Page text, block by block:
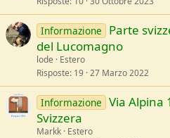
Informazione
Parte
del Lucomagno
lode
Estero
Risposte 19 27 Marzo 2022
Informazione Via Alpina
Svizzera
Markk Estero